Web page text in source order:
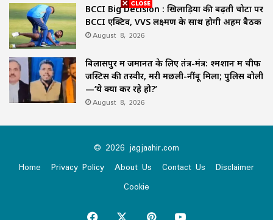
BCCI Big Decision : खिलाड़ियों की बढ़ती चोटों पर
BCCI एक्टिव, VVS लक्ष्मण के साथ होगी अहम बैठक
August 8, 2026
बिलासपुर में जमानत के लिए तंत्र-मंत्र: श्मशान में चीफ
जस्टिस की तस्वीर, मरी मछली-नींबू मिला; पुलिस बोली
—‘ये क्या कर रहे हो?’
August 8, 2026
© 2026 jagjaahir.com
Home
Privacy Policy About Us Contact Us
Disclaimer
Cookie